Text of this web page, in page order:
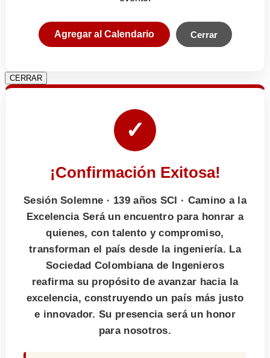
Agregar al Calendario Cerrar
CERRAR
✓
¡Confirmación Exitosa!
Sesión Solemne · 139 años SCI · Camino a la
Excelencia Será un encuentro para honrar a
quienes, con talento y compromiso,
transforman el país desde la ingeniería. La
Sociedad Colombiana de Ingenieros
reafirma su propósito de avanzar hacia la
excelencia, construyendo un país más justo
e innovador. Su presencia será un honor
para nosotros.